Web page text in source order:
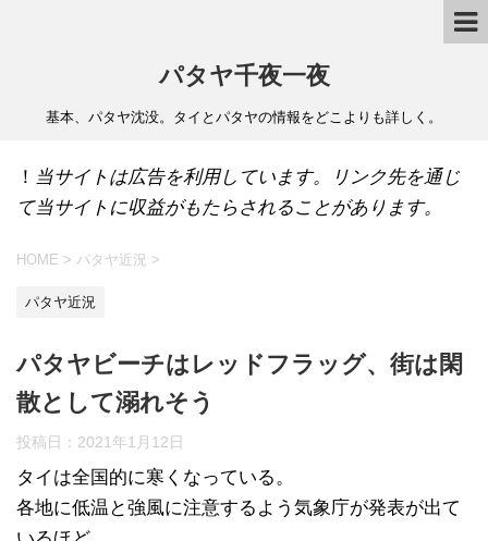
パタヤ千夜一夜
基本、パタヤ沈没。タイとパタヤの情報をどこよりも詳しく。
！ 当サイトは広告を利用しています。リンク先を通じ
て当サイトに収益がもたらされることがあります。
HOME > パタヤ近況 >
パタヤ近況
パタヤビーチはレッドフラッグ、街は閑
散として溺れそう
投稿日： 2021年1月12日
タイは全国的に寒くなっている。
各地に低温と強風に注意するよう気象庁が発表が出て